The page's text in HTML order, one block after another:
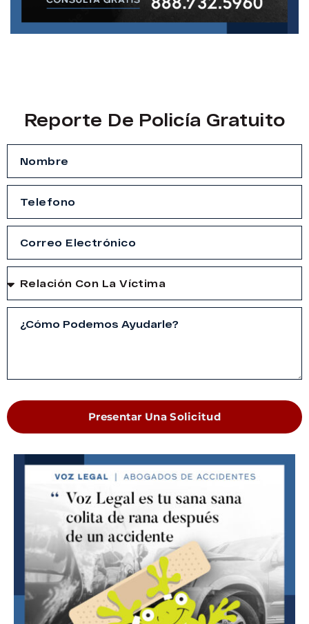
Reporte De Policía Gratuito
Presentar Una Solicitud